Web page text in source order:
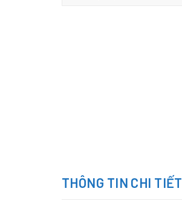
THÔNG TIN CHI TIẾT